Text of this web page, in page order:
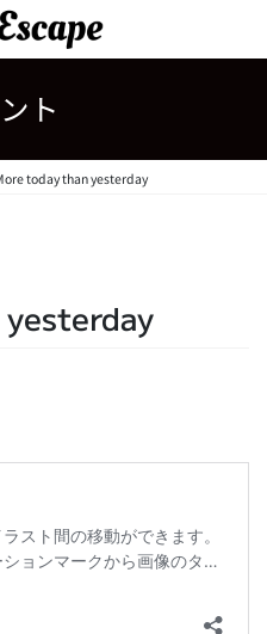
ト
today than yesterday